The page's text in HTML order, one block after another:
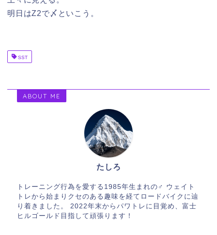
明日はZ2で〆といこう。
SST
ABOUT ME
たしろ
トレーニング行為を愛する1985年生まれの♂ ウェイト
トレから始まりクセのある趣味を経てロードバイクに辿
り着きました。 2022年末からパワトレに目覚め、富士
ヒルゴールド目指して頑張ります！